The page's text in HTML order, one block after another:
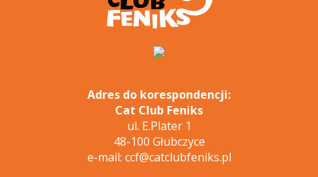
Adres do korespondencji:
Cat Club Feniks
ul. E.Plater 1
48-100 Głubczyce
e-mail: ccf@catclubfeniks.pl